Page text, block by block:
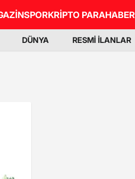
SPORKRİPTO PARAHABER
DÜNYA RESMİ İLANLAR